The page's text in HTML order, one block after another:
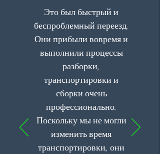
Это был быстрый и
беспроблемный переезд.
Они прибыли вовремя и
выполнили процессы
разборки,
транспортировки и
сборки очень
профессионально.
Поскольку мы не могли
изменить время
транспортировки, они